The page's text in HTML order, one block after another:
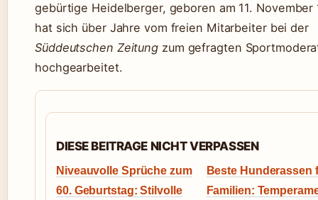
gebürtige Heidelberger, geboren am 11. November
hat sich über Jahre vom freien Mitarbeiter bei der
Süddeutschen Zeitung zum gefragten
hochgearbeitet.
DIESE BEITRAGE NICHT VERPASSEN
Niveauvolle Sprüche zum
60. Geburtstag: Stilvolle
Beste Hunderassen
Familien: